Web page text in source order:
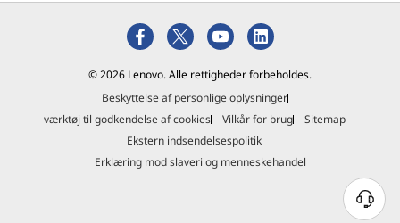
© 2026 Lenovo. Alle rettigheder forbeholdes.
Beskyttelse af personlige oplysninger
værktøj til godkendelse af cookies
Vilkår for brug
Sitemap
Ekstern indsendelsespolitik
Erklæring mod slaveri og menneskehandel